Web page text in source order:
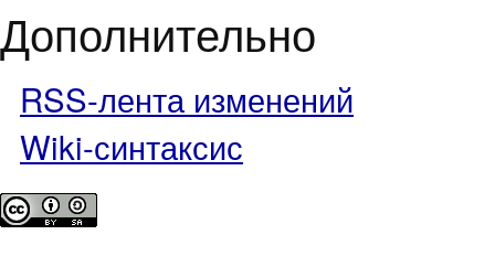
Дополнительно
RSS-лента изменений
Wiki-синтаксис